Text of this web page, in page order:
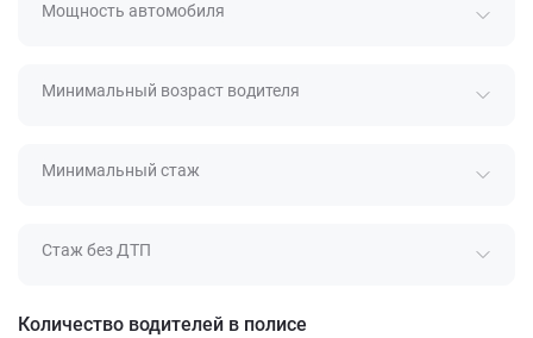
Мощность автомобиля
Минимальный возраст водителя
Минимальный стаж
Стаж без ДТП
Количество водителей в полисе